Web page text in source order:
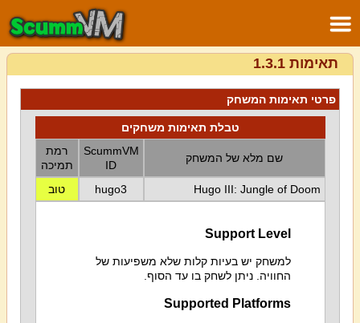
תאימות 1.3.1
פרטי תאימות המשחק
טבלת תאימות משחקים
שם מלא של המשחק
ScummVM
ID
רמת
תמיכה
Hugo III: Jungle of Doom
hugo3 טוב
Support Level
למשחק יש בעיות קלות שלא משפיעות של
החוויה. ניתן לשחק בו עד הסוף.
Supported Platforms